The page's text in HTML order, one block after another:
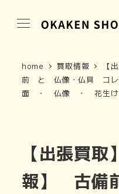
home 買取情報
【
前 と 仏像・仏具 コ
面 ・ 仏像 ・ 花生け
【出張買
報】 古備